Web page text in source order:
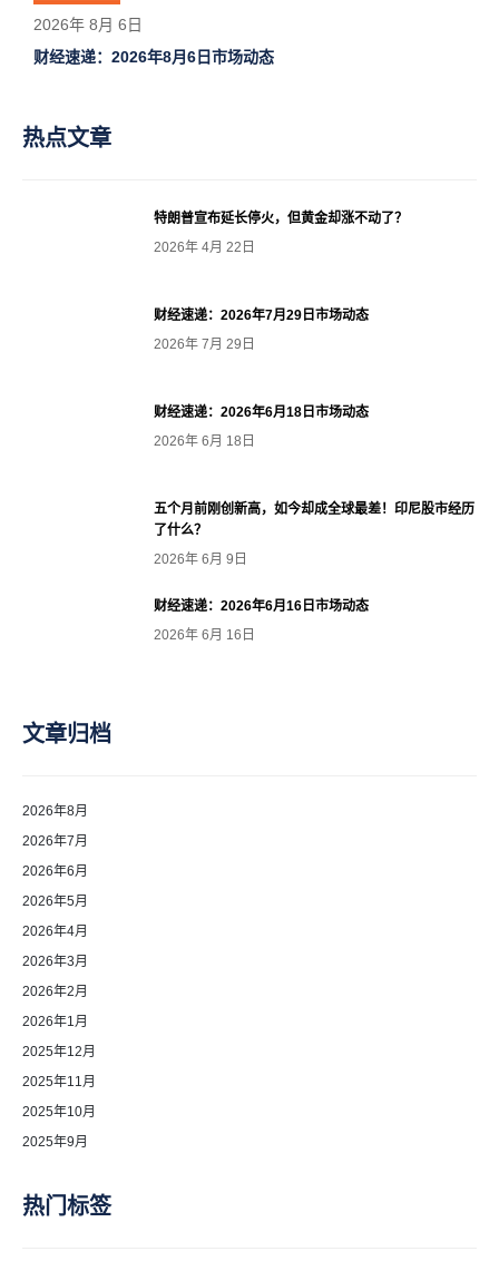
2026年 8月 6日
财经速递：2026年8月6日市场动态
热点文章
特朗普宣布延长停火，但黄金却涨不动了？
2026年 4月 22日
财经速递：2026年7月29日市场动态
2026年 7月 29日
财经速递：2026年6月18日市场动态
2026年 6月 18日
五个月前刚创新高，如今却成全球最差！印尼股市经历
了什么？
2026年 6月 9日
财经速递：2026年6月16日市场动态
2026年 6月 16日
文章归档
2026年8月
2026年7月
2026年6月
2026年5月
2026年4月
2026年3月
2026年2月
2026年1月
2025年12月
2025年11月
2025年10月
2025年9月
热门标签